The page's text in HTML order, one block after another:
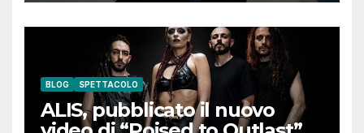
BLOG SPETTACOLO
ALIS, pubblicato il nuovo